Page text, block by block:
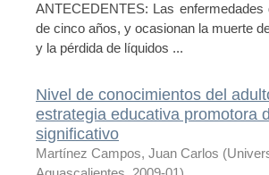
ANTECEDENTES: Las
de cinco años, y ocasionan la muerte
y la pérdida de líquidos ...
Nivel de conocimientos del
estrategia educativa promotora
significativo
Martínez Campos, Juan Carlos (